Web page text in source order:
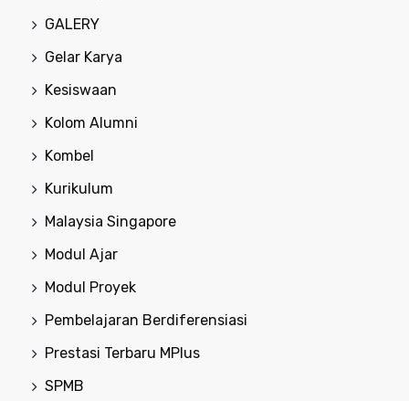
GALERY
Gelar Karya
Kesiswaan
Kolom Alumni
Kombel
Kurikulum
Malaysia Singapore
Modul Ajar
Modul Proyek
Pembelajaran Berdiferensiasi
Prestasi Terbaru MPlus
SPMB